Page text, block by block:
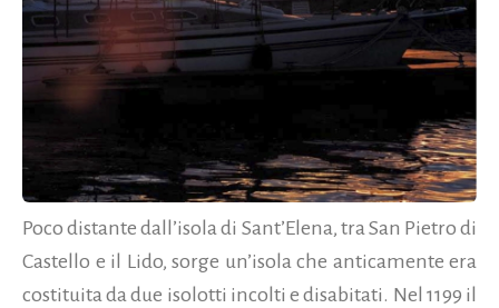
Poco distante dall’isola di Sant’Elena, tra San Pietro di
Castello e il Lido, sorge un’isola che anticamente era
costituita da due isolotti incolti e disabitati. Nel 1199 il